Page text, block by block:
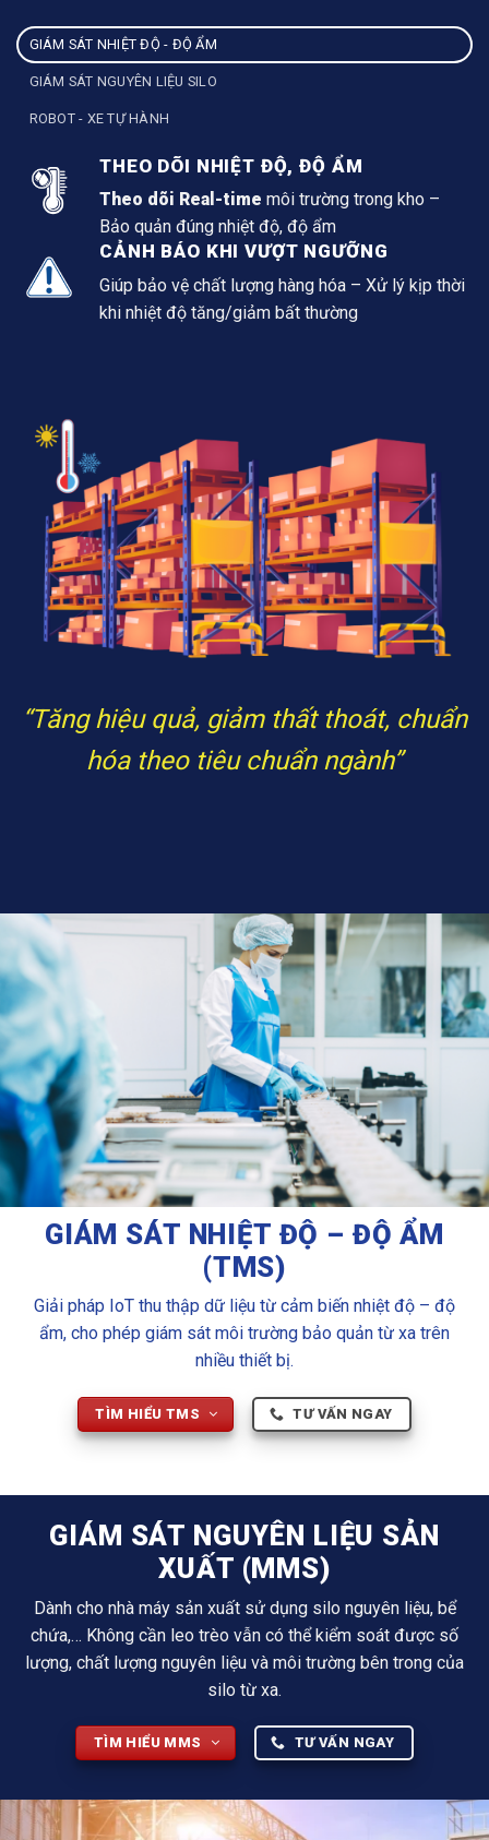
GIÁM SÁT NHIỆT ĐỘ - ĐỘ ẨM
GIÁM SÁT NGUYÊN LIỆU SILO
ROBOT - XE TỰ HÀNH
THEO DÕI NHIỆT ĐỘ, ĐỘ ẨM
Theo dõi Real-time môi trường trong kho –
Bảo quản đúng nhiệt độ, độ ẩm
CẢNH BÁO KHI VƯỢT NGƯỠNG
Giúp bảo vệ chất lượng hàng hóa – Xử lý kịp thời
khi nhiệt độ tăng/giảm bất thường
“Tăng hiệu quả, giảm thất thoát, chuẩn
hóa theo tiêu chuẩn ngành”
GIÁM SÁT NHIỆT ĐỘ – ĐỘ ẨM
(TMS)
Giải pháp IoT thu thập dữ liệu từ cảm biến nhiệt độ – độ
ẩm, cho phép giám sát môi trường bảo quản từ xa trên
nhiều thiết bị.
TÌM HIỂU TMS TƯ VẤN NGAY
GIÁM SÁT NGUYÊN LIỆU SẢN
XUẤT (MMS)
Dành cho nhà máy sản xuất sử dụng silo nguyên liệu, bể
chứa,… Không cần leo trèo vẫn có thể kiểm soát được số
lượng, chất lượng nguyên liệu và môi trường bên trong của
silo từ xa.
TÌM HIỂU MMS TƯ VẤN NGAY